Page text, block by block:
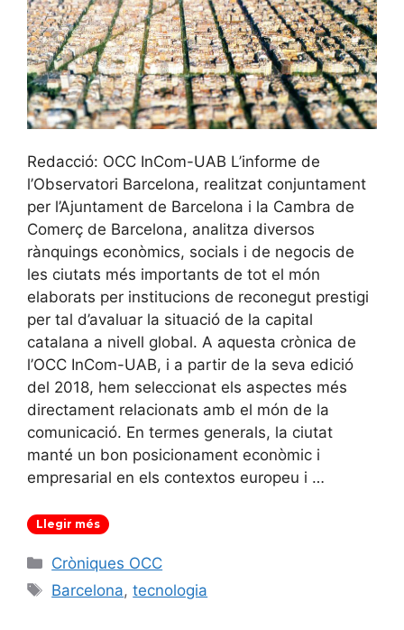
Redacció: OCC InCom-UAB L’informe de
l’Observatori Barcelona, realitzat conjuntament
per l’Ajuntament de Barcelona i la Cambra de
Comerç de Barcelona, analitza diversos
rànquings econòmics, socials i de negocis de
les ciutats més importants de tot el món
elaborats per institucions de reconegut prestigi
per tal d’avaluar la situació de la capital
catalana a nivell global. A aquesta crònica de
l’OCC InCom-UAB, i a partir de la seva edició
del 2018, hem seleccionat els aspectes més
directament relacionats amb el món de la
comunicació. En termes generals, la ciutat
manté un bon posicionament econòmic i
empresarial en els contextos europeu i …
Llegir més
Categories
Cròniques OCC
Etiquetes
Barcelona,tecnologia